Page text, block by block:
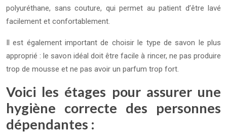
polyuréthane, sans couture, qui permet au patient d’être lavé
facilement et confortablement.
Il est également important de choisir le type de savon le plus
approprié : le savon idéal doit être facile à rincer, ne pas produire
trop de mousse et ne pas avoir un parfum trop fort.
Voici les étages pour assurer une
hygiène correcte des personnes
dépendantes :